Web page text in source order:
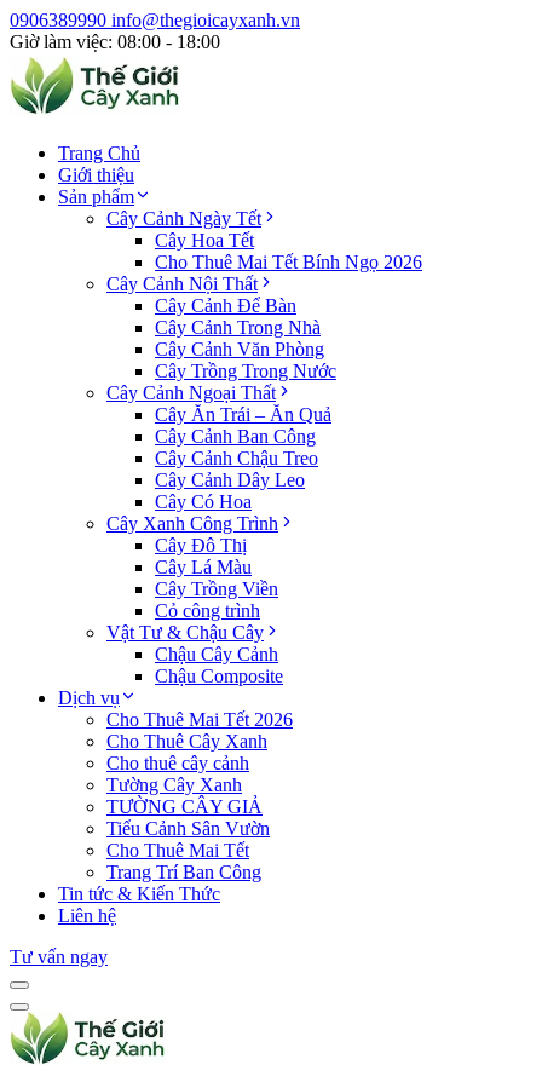
0906389990 info@thegioicayxanh.vn
Giờ làm việc: 08:00 - 18:00
Trang Chủ
Giới thiệu
Sản phẩm
Cây Cảnh Ngày Tết
Cây Hoa Tết
Cho Thuê Mai Tết Bính Ngọ 2026
Cây Cảnh Nội Thất
Cây Cảnh Để Bàn
Cây Cảnh Trong Nhà
Cây Cảnh Văn Phòng
Cây Trồng Trong Nước
Cây Cảnh Ngoại Thất
Cây Ăn Trái – Ăn Quả
Cây Cảnh Ban Công
Cây Cảnh Chậu Treo
Cây Cảnh Dây Leo
Cây Có Hoa
Cây Xanh Công Trình
Cây Đô Thị
Cây Lá Màu
Cây Trồng Viền
Cỏ công trình
Vật Tư & Chậu Cây
Chậu Cây Cảnh
Chậu Composite
Dịch vụ
Cho Thuê Mai Tết 2026
Cho Thuê Cây Xanh
Cho thuê cây cảnh
Tường Cây Xanh
TƯỜNG CÂY GIẢ
Tiểu Cảnh Sân Vườn
Cho Thuê Mai Tết
Trang Trí Ban Công
Tin tức & Kiến Thức
Liên hệ
Tư vấn ngay